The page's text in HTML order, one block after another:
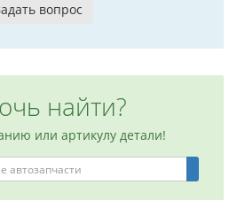
вопрос
найти?
или артикулу детали!